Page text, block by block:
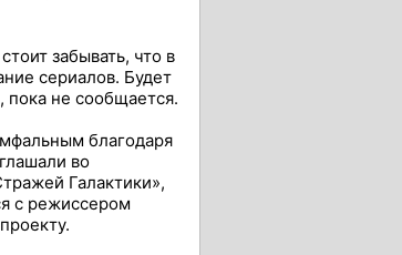
забывать, что в
сериалов. Будет
не сообщается.
благодаря
во
Галактики»,
с режиссером